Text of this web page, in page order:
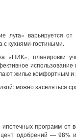
луга» варьируется
с кухнями-гостиными.
«ПИК», планировки
жилье комфортным и
можно заселяться
ипотечных программ
одобрений — 98%